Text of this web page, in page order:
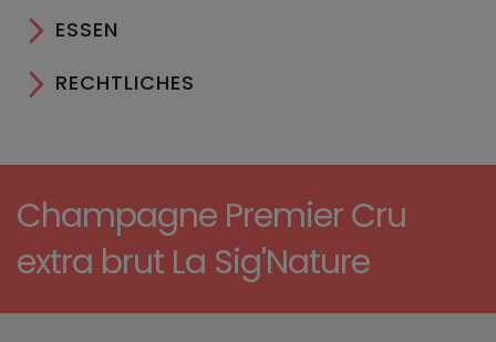
ESSEN
RECHTLICHES
Champagne Premier Cru
extra brut La Sig'Nature